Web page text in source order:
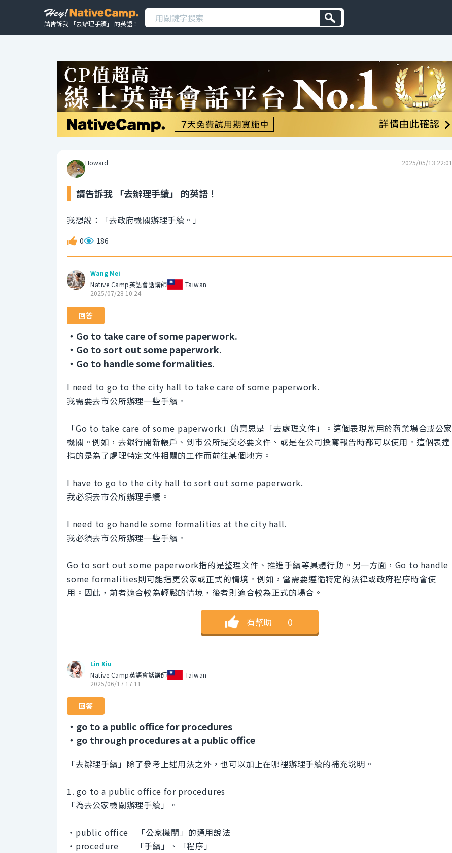
請告訴我 「去辦理手續」 的英語！
Howard 2025/05/13 22:01
請告訴我 「去辦理手續」 的英語！
我想說：「去政府機關辦理手續。」
0 186
Wang Mei
Native Camp英語會話講師
Taiwan
2025/07/28 10:24
回答
・Go to take care of some paperwork.
・Go to sort out some paperwork.
・Go to handle some formalities.
I need to go to the city hall to take care of some paperwork.
我需要去市公所辦理一些手續。
「Go to take care of some paperwork」的意思是「去處理文件」。這個表現常用於商業場合或公家
機關。例如，去銀行開新帳戶、到市公所提交必要文件、或是在公司撰寫報告時都可以使用。這個表達
指的是為了處理特定文件相關的工作而前往某個地方。
I have to go to the city hall to sort out some paperwork.
我必須去市公所辦理手續。
I need to go handle some formalities at the city hall.
我必須去市公所辦理一些手續。
Go to sort out some paperwork指的是整理文件、推進手續等具體行動。另一方面，Go to handle
some formalities則可能指更公家或正式的情境。例如，當需要遵循特定的法律或政府程序時會使
用。因此，前者適合較為輕鬆的情境，後者則適合較為正式的場合。
有幫助 ｜ 0
Lin Xiu
Native Camp英語會話講師
Taiwan
2025/06/17 17:11
回答
・go to a public office for procedures
・go through procedures at a public office
「去辦理手續」除了參考上述用法之外，也可以加上在哪裡辦理手續的補充說明。
1. go to a public office for procedures
「為去公家機關辦理手續」。
・public office 「公家機關」的通用說法
・procedure 「手續」、「程序」